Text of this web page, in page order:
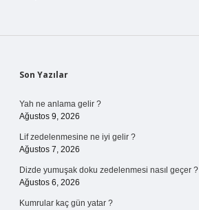
Sidebar
Son Yazılar
Yah ne anlama gelir ?
Ağustos 9, 2026
Lif zedelenmesine ne iyi gelir ?
Ağustos 7, 2026
Dizde yumuşak doku zedelenmesi nasıl geçer ?
Ağustos 6, 2026
Kumrular kaç gün yatar ?